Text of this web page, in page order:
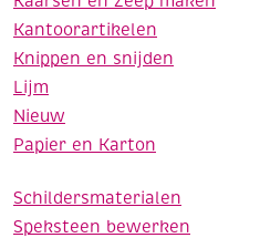
Kantoorartikelen
Knippen en snijden
Lijm
Nieuw
Papier en Karton
Schildersmaterialen
Speksteen bewerken